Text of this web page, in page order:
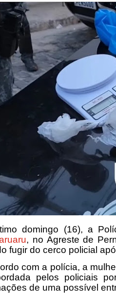
domingo (16), a
, no Agreste de
fugir do cerco policial
com a polícia, a
pelos policiais
de uma possível